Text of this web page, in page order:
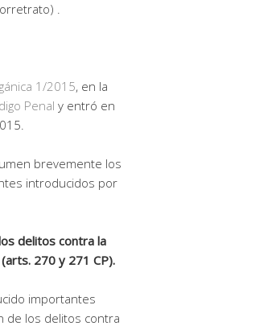
.
1/2015, en la
Penal y entró en
brevemente los
introducidos por
delitos contra la
270 y 271 CP).
importantes
de los delitos contra